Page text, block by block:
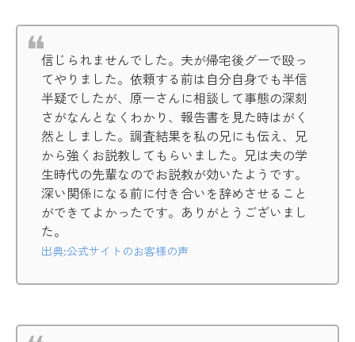
信じられませんでした。夫が帰宅後グーで殴っ
てやりました。依頼する前は自分自身でも半信
半疑でしたが、原一さんに相談して事態の深刻
さがなんとなくわかり、報告書を見た時はがく
然としました。調査結果を私の兄にも伝え、兄
から強くお説教してもらいました。兄は夫の学
生時代の先輩なのでお説教が効いたようです。
深い関係になる前に付き合いを辞めさせること
ができてよかったです。ありがとうございまし
た。
出典:公式サイトのお客様の声